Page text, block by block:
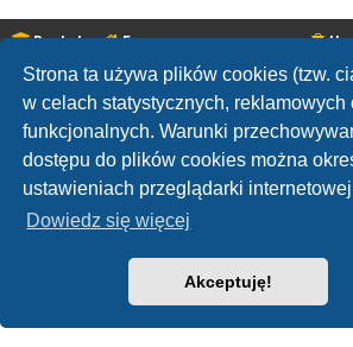
Strona ta używa plików cookies (tzw.
w celach statystycznych, reklamowych
funkcjonalnych. Warunki
dostępu do plików cookies można
ustawieniach przeglądarki
Dowiedz się więcej
Akceptuję!
Portal Forum
Technologię dostarczaphpBB®
Polski pakiet
Custom
Zasady ochrony